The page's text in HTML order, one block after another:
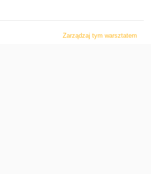
Zarządzaj tym warsztatem